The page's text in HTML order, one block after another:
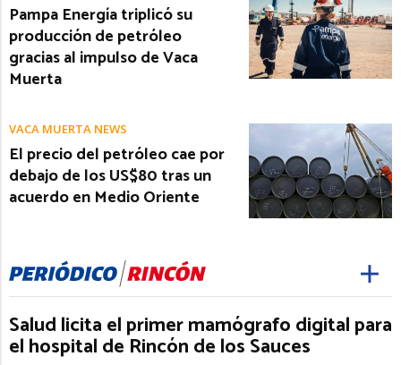
Pampa Energía triplicó su
producción de petróleo
gracias al impulso de Vaca
Muerta
VACA MUERTA NEWS
El precio del petróleo cae por
debajo de los US$80 tras un
acuerdo en Medio Oriente
Salud licita el primer mamógrafo digital para
el hospital de Rincón de los Sauces